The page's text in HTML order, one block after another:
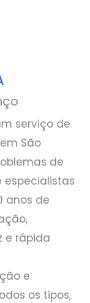
serviço de
São
de
especialistas
anos de
e rápida
e
os tipos,